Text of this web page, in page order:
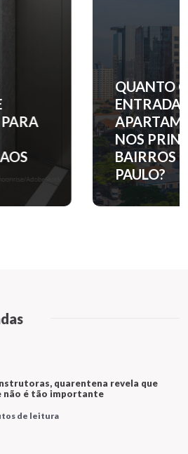
QUANTO
ENTRADA
NOS
BAIRROS
PAULO?
quarentena revela que
não é tão importante
de leitura